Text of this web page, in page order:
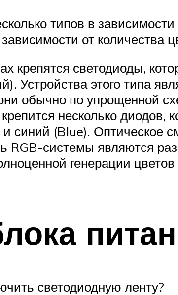
типов в
от количества
крепятся светодиоды,
Устройства этого типа
обычно по упрощенной
несколько диодов,
синий (Blue). Оптическое
RGB-системы являются
генерации
светодиодную ленту?